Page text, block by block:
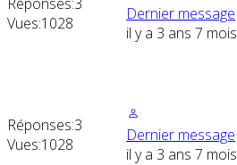
Vues:1028 Dernier message
il y a 3 ans 7 mois
Réponses:3
Vues:1028 Dernier message
il y a 3 ans 7 mois